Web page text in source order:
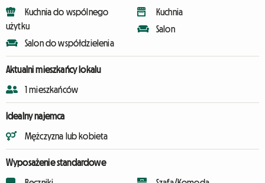
Kuchnia do wspólnego
użytku
Salon do współdzielenia
Kuchnia
Salon
Aktualni mieszkańcy lokalu
1 mieszkańców
Idealny najemca
Mężczyzna lub kobieta
Wyposażenie standardowe